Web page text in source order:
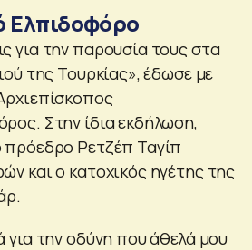
Ελπιδοφόρο
για την παρουσία τους στα
της Τουρκίας», έδωσε με
Στην ίδια εκδήλωση,
Ρετζέπ Ταγίπ
και ο κατοχικός ηγέτης της
για την οδύνη που άθελά μου